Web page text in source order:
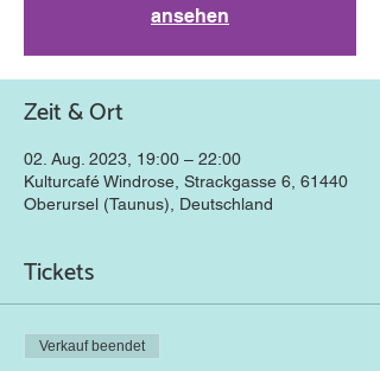
ansehen
Zeit & Ort
02. Aug. 2023, 19:00 – 22:00
Kulturcafé Windrose, Strackgasse 6, 61440
Oberursel (Taunus), Deutschland
Tickets
Verkauf beendet